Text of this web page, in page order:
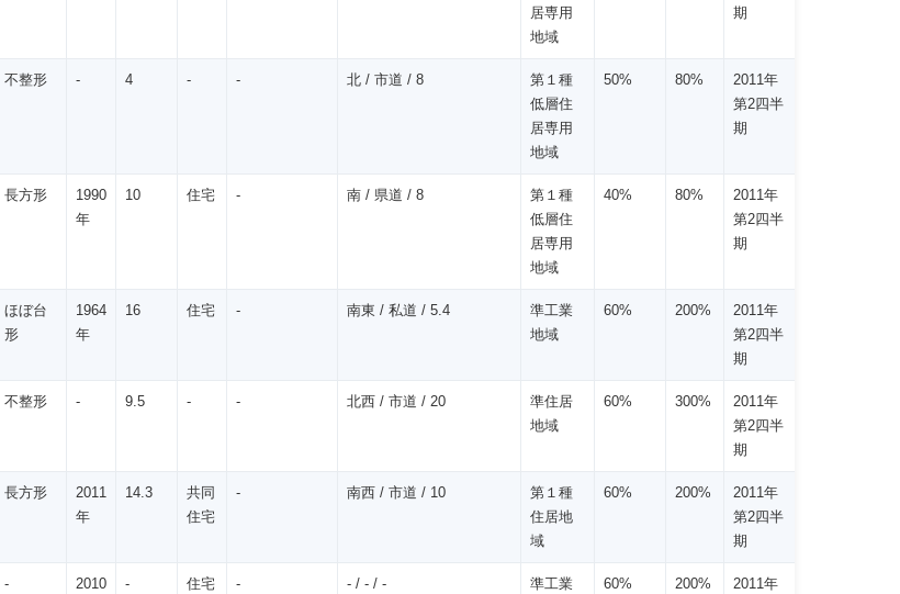
居専用
地域
期
不整形 - 4 - - 北 / 市道 / 8
第１種
低層住
居専用
地域
50% 80%
2011年
第2四半
期
長方形
1990
年
10 住宅 - 南 / 県道 / 8
第１種
低層住
居専用
地域
40% 80%
2011年
第2四半
期
ほぼ台
形
1964
年
16 住宅 - 南東 / 私道 / 5.4
準工業
地域
60% 200%
2011年
第2四半
期
不整形 - 9.5 - - 北西 / 市道 / 20
準住居
地域
60% 300%
2011年
第2四半
期
長方形
2011
年
14.3
共同
住宅
- 南西 / 市道 / 10
第１種
住居地
域
60% 200%
2011年
第2四半
期
-
2010
- 住宅 - - / - / -
準工業
60% 200%
2011年